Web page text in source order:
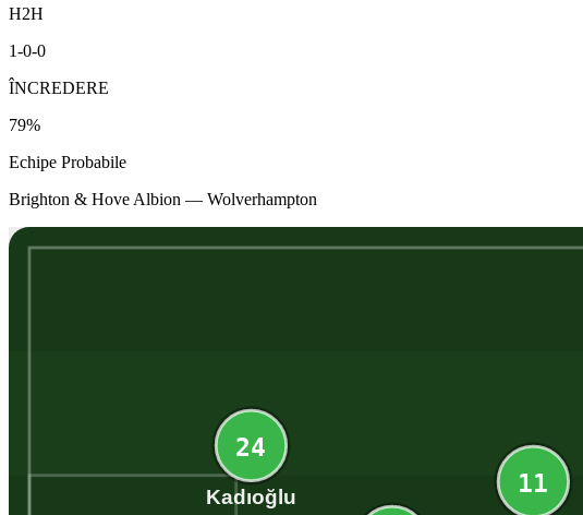
H2H
1-0-0
ÎNCREDERE
79%
Echipe Probabile
Brighton & Hove Albion — Wolverhampton
24
Kadıoğlu 11